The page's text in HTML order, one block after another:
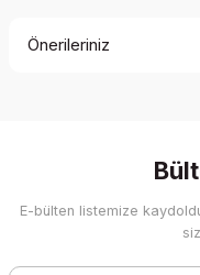
Önerileriniz
Görüş ve önerileriniz
Ürün resmi kalitesiz,
E-bülten listemize